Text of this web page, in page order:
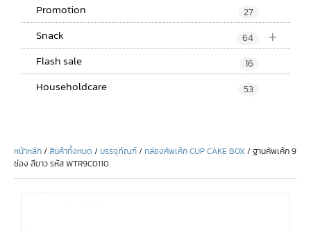
Promotion 27
+
Snack 64
Flash sale 16
Householdcare 53
หน้าหลัก/สินค้าทั้งหมด /บรรจุภัณฑ์/กล่องคัพเค้ก CUP CAKE BOX / ฐานคัพเค้ก 9
ช่อง สีขาว รหัส WTR9C0110